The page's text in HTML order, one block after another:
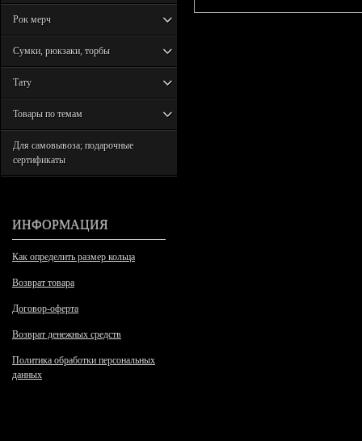
Рок мерч
Сумки, рюкзаки, торбы
Тату
Товары по темам
Для самовывоза; подарочные
сертификаты
ИНФОРМАЦИЯ
Как определить размер кольца
Возврат товара
Договор-оферта
Возврат денежных средств
Политика обработки персональных
данных